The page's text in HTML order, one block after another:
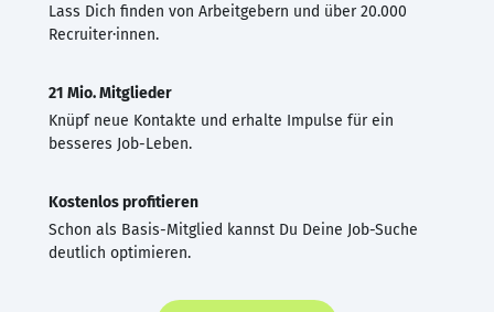
Lass Dich finden von Arbeitgebern und über 20.000
Recruiter·innen.
21 Mio. Mitglieder
Knüpf neue Kontakte und erhalte Impulse für ein
besseres Job-Leben.
Kostenlos profitieren
Schon als Basis-Mitglied kannst Du Deine Job-Suche
deutlich optimieren.